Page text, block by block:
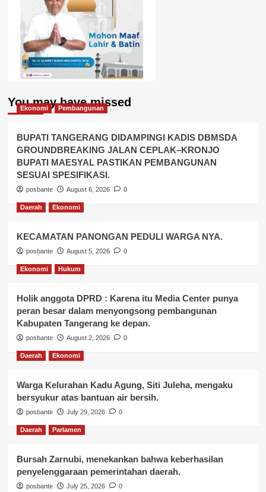
You may have missed
Ekonomi Pembangunan
BUPATI TANGERANG DIDAMPINGI KADIS DBMSDA
GROUNDBREAKING JALAN CEPLAK–KRONJO
BUPATI MAESYAL PASTIKAN PEMBANGUNAN
SESUAI SPESIFIKASI.
posbante August 6, 2026 0
Daerah Ekonomi
KECAMATAN PANONGAN PEDULI WARGA NYA.
posbante August 5, 2026 0
Ekonomi Hukum
Holik anggota DPRD : Karena itu Media Center punya
peran besar dalam menyongsong pembangunan
Kabupaten Tangerang ke depan.
posbante August 2, 2026 0
Daerah Ekonomi
Warga Kelurahan Kadu Agung, Siti Juleha, mengaku
bersyukur atas bantuan air bersih.
posbante July 29, 2026 0
Daerah Parlamen
Bursah Zarnubi, menekankan bahwa keberhasilan
penyelenggaraan pemerintahan daerah.
posbante July 25, 2026 0